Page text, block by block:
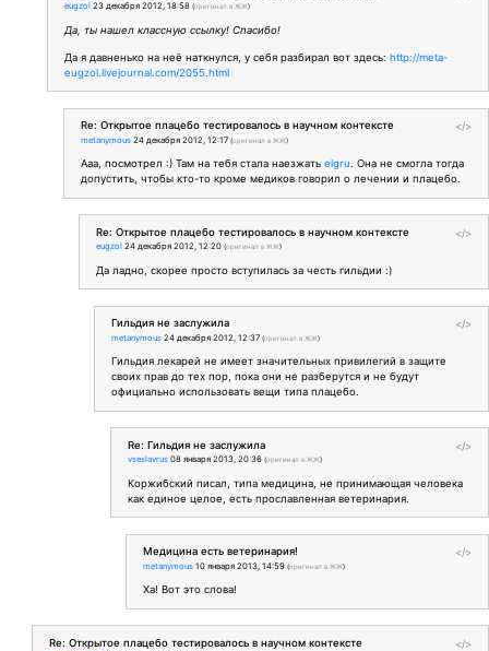
eugzol 23 декабря 2012, 18:58 (оригинал в ЖЖ)
Да, ты нашел классную ссылку! Спасибо!
Да я давненько на неё наткнулся, у себя разбирал вот здесь:http://meta-
eugzol.livejournal.com/2055.html
</>
Re: Открытое плацебо тестировалось в научном контексте
metanymous 24 декабря 2012, 12:17 (оригинал в ЖЖ)
Ааа, посмотрел :) Там на тебя стала наезжать elgru . Она не смогла тогда
допустить, чтобы кто-то кроме медиков говорил о лечении и плацебо.
</>
Re: Открытое плацебо тестировалось в научном контексте
eugzol 24 декабря 2012, 12:20 (оригинал в ЖЖ)
Да ладно, скорее просто вступилась за честь гильдии :)
</>
Гильдия не заслужила
metanymous 24 декабря 2012, 12:37 (оригинал в ЖЖ)
Гильдия лекарей не имеет значительных привилегий в защите
своих прав до тех пор, пока они не разберутся и не будут
официально использовать вещи типа плацебо.
</>
Re: Гильдия не заслужила
vseslavrus 08 января 2013, 20:36 (оригинал в ЖЖ)
Коржибский писал, типа медицина, не принимающая человека
как единое целое, есть прославленная ветеринария.
</>
Медицина есть ветеринария!
metanymous 10 января 2013, 14:59 (оригинал в ЖЖ)
Ха! Вот это слова!
</>
Re: Открытое плацебо тестировалось в научном контексте